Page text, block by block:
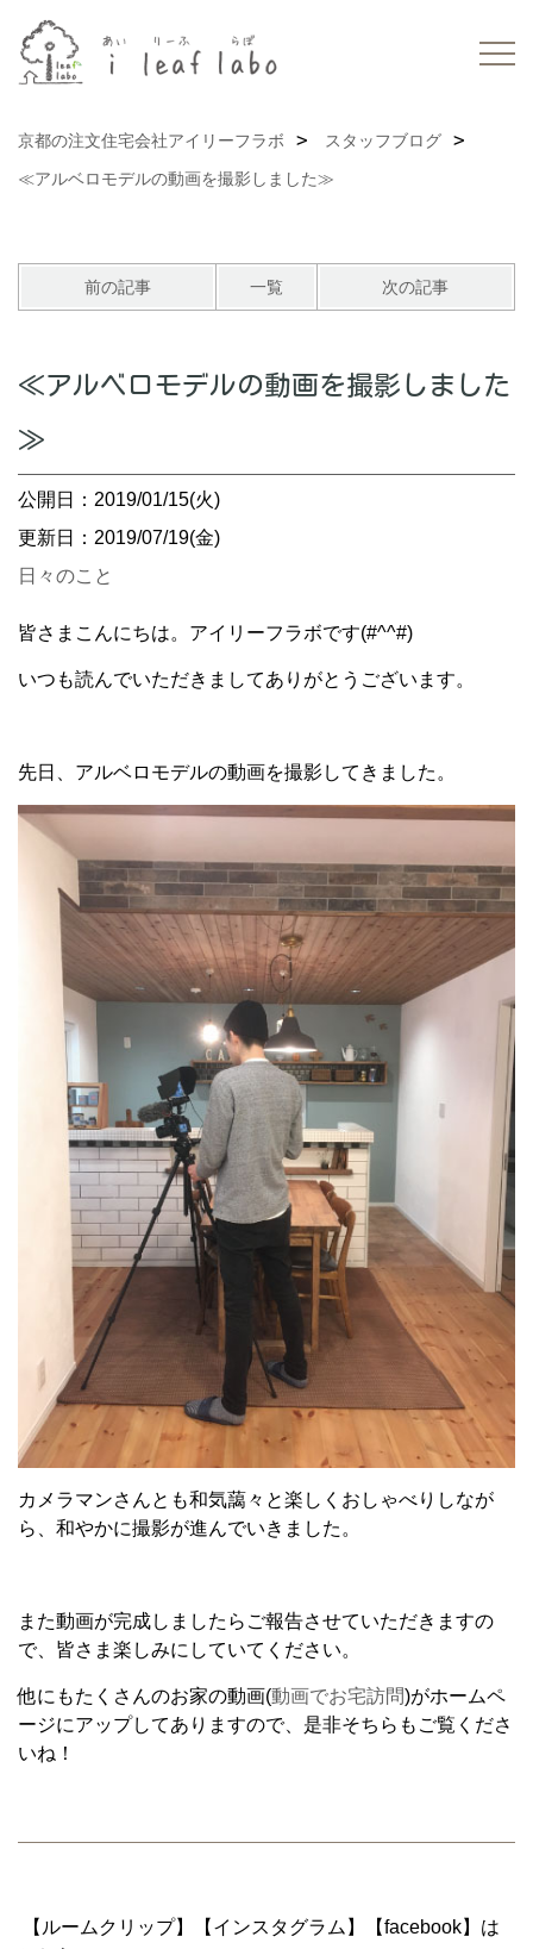
京都の注文住宅会社アイリーフラボ
スタッフブログ
≪アルベロモデルの動画を撮影しました≫
前の記事 一覧 次の記事
≪アルベロモデルの動画を撮影しました
≫
公開日：2019/01/15(火)
更新日：2019/07/19(金)
日々のこと
皆さまこんにちは。アイリーフラボです(#^^#)
いつも読んでいただきましてありがとうございます。
先日、アルベロモデルの動画を撮影してきました。
カメラマンさんとも和気藹々と楽しくおしゃべりしなが
ら、和やかに撮影が進んでいきました。
また動画が完成しましたらご報告させていただきますの
で、皆さま楽しみにしていてください。
他にもたくさんのお家の動画(動画でお宅訪問)がホームペ
ージにアップしてありますので、是非そちらもご覧くださ
いね！
【ルームクリップ】【インスタグラム】【facebook】は